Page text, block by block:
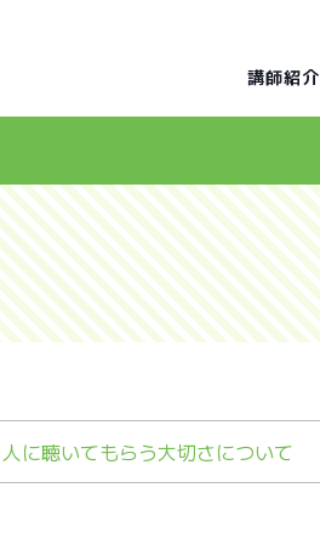
講師紹介
人に聴いてもらう大切さについて